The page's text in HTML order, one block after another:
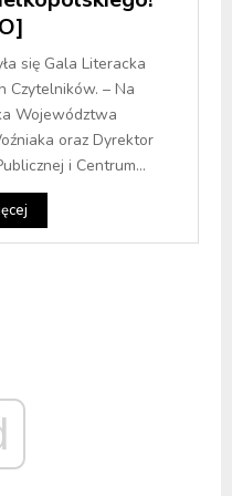
się Gala Literacka
Czytelników. – Na
Województwa
oraz Dyrektor
i Centrum...